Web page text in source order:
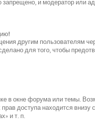
и модератор или
другим пользователям
для того, чтобы
в окне форума или темы.
доступа находится
и т. п.